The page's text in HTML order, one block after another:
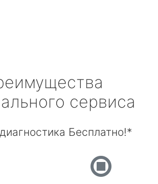
сервиса
Бесплатно!*